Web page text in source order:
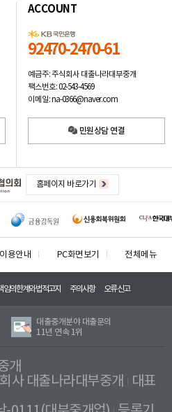
ACCOUNT
92470-2470-61
예금주: 주식회사 대출나라대부중개
팩스번호: 02-543-4569
이메일: na-0366@naver.com
민원상담 연결
홈페이지 바로가기
이용안내 PC화면보기 전체메뉴
임의한계와법적고지 주의사항 오류신고
대출중개분야 대출문의
11년 연속 1위
개
사 대출나라대부중개
대표